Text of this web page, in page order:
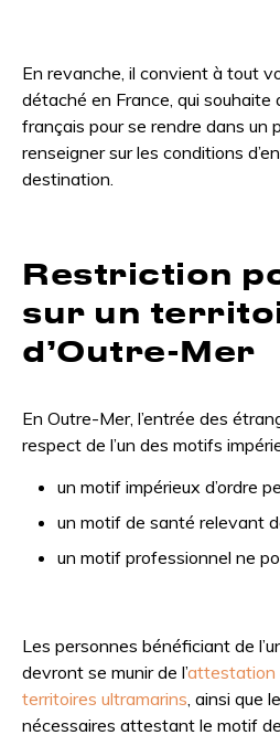
En revanche, il convient à tout
détaché en France, qui souhaite
français pour se rendre dans un
renseigner sur les conditions
destination.
Restriction
sur un
d’Outre-Mer
En Outre-Mer, l’entrée des
respect de l’un des motifs
un motif impérieux d’ordre
un motif de santé relevant
un motif professionnel ne
Les personnes bénéficiant de
devront se munir de l’attestation
territoires ultramarins , ainsi que
nécessaires attestant le motif